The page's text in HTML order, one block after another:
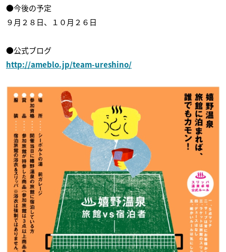
●今後の予定
９月２８日、１０月２６日
●公式ブログ
http://ameblo.jp/team-ureshino/